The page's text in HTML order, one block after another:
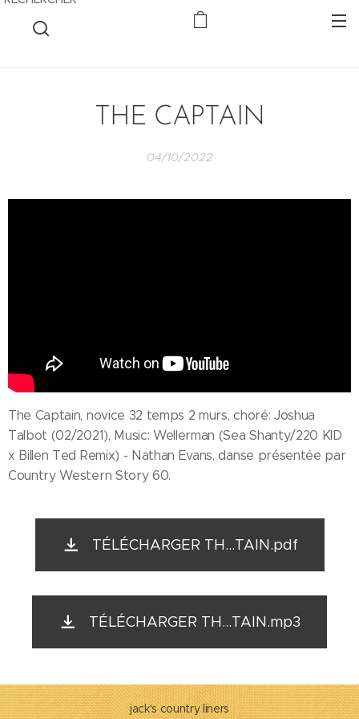
THE CAPTAIN
04/10/2022
The Captain, novice 32 temps 2 murs, choré: Joshua
Talbot (02/2021), Music: Wellerman (Sea Shanty/220 KID
x Billen Ted Remix) - Nathan Evans, danse présentée par
Country Western Story 60.
TÉLÉCHARGER TH...TAIN.pdf
TÉLÉCHARGER TH...TAIN.mp3
jack's country liners